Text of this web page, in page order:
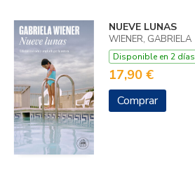
NUEVE LUNAS
WIENER, GABRIELA
Disponible en 2 días
17,90 €
Comprar